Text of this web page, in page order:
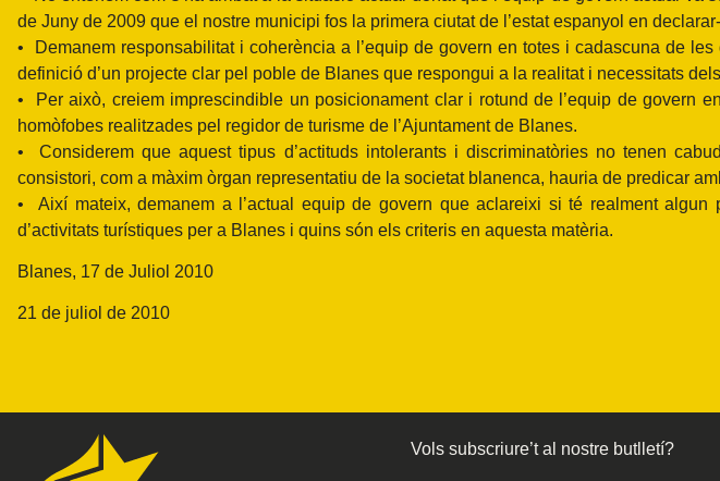
de Juny de 2009 que el nostre municipi fos la primera ciutat de l’estat espanyol en
• Demanem responsabilitat i coherència a l’equip de govern en totes i cadascuna de
definició d’un projecte clar pel poble de Blanes que respongui a la realitat i necessitats
• Per això, creiem imprescindible un posicionament clar i rotund de l’equip de govern
homòfobes realitzades pel regidor de turisme de l’Ajuntament de Blanes.
• Considerem que aquest tipus d’actituds intolerants i discriminatòries no tenen
consistori, com a màxim òrgan representatiu de la societat blanenca, hauria de predicar
• Així mateix, demanem a l’actual equip de govern que aclareixi si té realment algun
d’activitats turístiques per a Blanes i quins són els criteris en aquesta matèria.
Blanes, 17 de Juliol 2010
21 de juliol de 2010
Vols subscriure’t al nostre butlletí?